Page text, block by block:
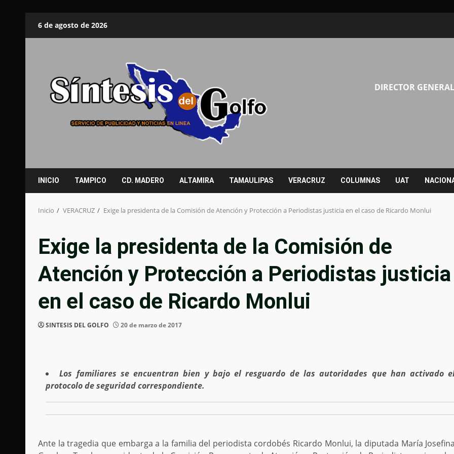
6 de agosto de 2026
DIRECTOR
INICIO TAMPICO CD. MADERO ALTAMIRA TAMAULIPAS VERACRUZ COLUMNAS UAT
Inicio VERACRUZ Exige la presidenta de la Comisión de Atención y Protección a Periodistas justicia en el caso de Ricardo Monlui
Exige la presidenta de la Comisión de
Atención y Protección a Periodistas justicia
en el caso de Ricardo Monlui
SINTESIS DEL GOLFO 20 de marzo de 2017
Los familiares se encuentran bien y bajo el resguardo de las autoridades que han activado
protocolo de seguridad correspondiente.
Ante la tragedia que embarga a la familia del periodista cordobés Ricardo Monlui, la diputada María